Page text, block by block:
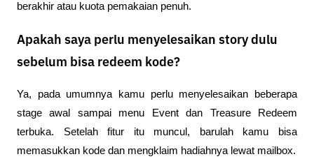
berakhir atau kuota pemakaian penuh.
Apakah saya perlu menyelesaikan story dulu
sebelum bisa redeem kode?
Ya, pada umumnya kamu perlu menyelesaikan beberapa
stage awal sampai menu Event dan Treasure Redeem
terbuka. Setelah fitur itu muncul, barulah kamu bisa
memasukkan kode dan mengklaim hadiahnya lewat mailbox.